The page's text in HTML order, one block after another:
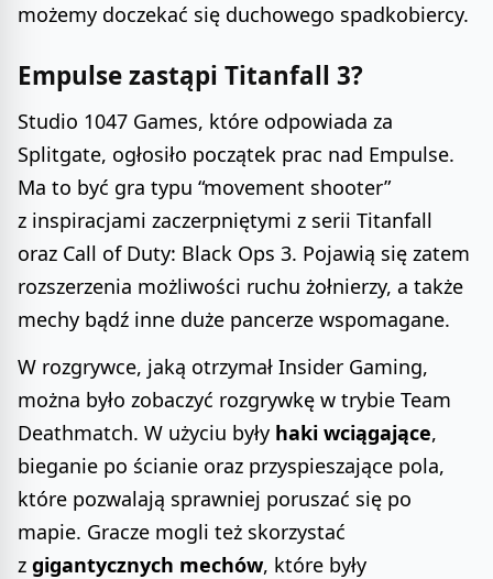
możemy doczekać się duchowego spadkobiercy.
Empulse zastąpi Titanfall 3?
Studio 1047 Games, które odpowiada za
Splitgate, ogłosiło początek prac nad Empulse.
Ma to być gra typu “movement shooter”
z inspiracjami zaczerpniętymi z serii Titanfall
oraz Call of Duty: Black Ops 3. Pojawią się zatem
rozszerzenia możliwości ruchu żołnierzy, a także
mechy bądź inne duże pancerze wspomagane.
W rozgrywce, jaką otrzymał Insider Gaming,
można było zobaczyć rozgrywkę w trybie Team
Deathmatch. W użyciu były haki wciągające,
bieganie po ścianie oraz przyspieszające pola,
które pozwalają sprawniej poruszać się po
mapie. Gracze mogli też skorzystać
z gigantycznych mechów, które były